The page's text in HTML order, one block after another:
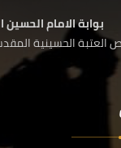
بوابة الامام الحسين
العتبة الحسينية